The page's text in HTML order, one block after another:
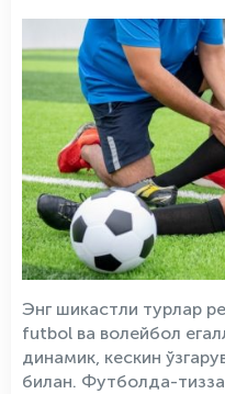
Энг шикастли турлар
futbol ва волейбол
динамик, кескин
билан. Футболда-тизза